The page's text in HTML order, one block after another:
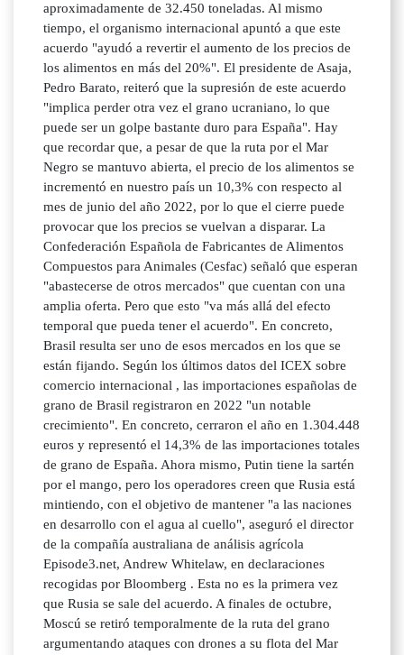
aproximadamente de 32.450 toneladas. Al mismo
tiempo, el organismo internacional apuntó a que este
acuerdo "ayudó a revertir el aumento de los precios de
los alimentos en más del 20%". El presidente de Asaja,
Pedro Barato, reiteró que la supresión de este acuerdo
"implica perder otra vez el grano ucraniano, lo que
puede ser un golpe bastante duro para España". Hay
que recordar que, a pesar de que la ruta por el Mar
Negro se mantuvo abierta, el precio de los alimentos se
incrementó en nuestro país un 10,3% con respecto al
mes de junio del año 2022, por lo que el cierre puede
provocar que los precios se vuelvan a disparar. La
Confederación Española de Fabricantes de Alimentos
Compuestos para Animales (Cesfac) señaló que esperan
"abastecerse de otros mercados" que cuentan con una
amplia oferta. Pero que esto "va más allá del efecto
temporal que pueda tener el acuerdo". En concreto,
Brasil resulta ser uno de esos mercados en los que se
están fijando. Según los últimos datos del ICEX sobre
comercio internacional , las importaciones españolas de
grano de Brasil registraron en 2022 "un notable
crecimiento". En concreto, cerraron el año en 1.304.448
euros y representó el 14,3% de las importaciones totales
de grano de España. Ahora mismo, Putin tiene la sartén
por el mango, pero los operadores creen que Rusia está
mintiendo, con el objetivo de mantener "a las naciones
en desarrollo con el agua al cuello", aseguró el director
de la compañía australiana de análisis agrícola
Episode3.net, Andrew Whitelaw, en declaraciones
recogidas por Bloomberg . Esta no es la primera vez
que Rusia se sale del acuerdo. A finales de octubre,
Moscú se retiró temporalmente de la ruta del grano
argumentando ataques con drones a su flota del Mar